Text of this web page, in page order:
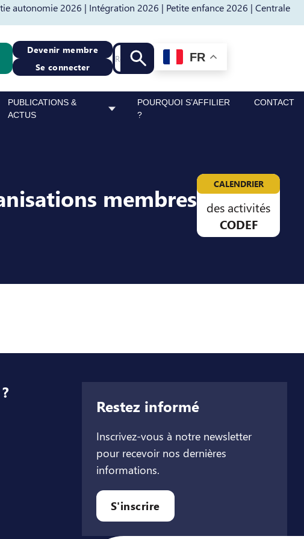
autonomie 2026 | Intégration 2026 | Petite enfance 2026 | Centrale
Devenir membre
Se connecter
Recherche
Lancer la recherche
FR
PUBLICATIONS &
ACTUS
POURQUOI S’AFFILIER
?
CONTACT
membres CALENDRIER
des activités
CODEF
ongletonglet
nouvel onglet
Restez informé
Inscrivez-vous à notre newsletter
pour recevoir nos dernières
informations.
S'inscrire